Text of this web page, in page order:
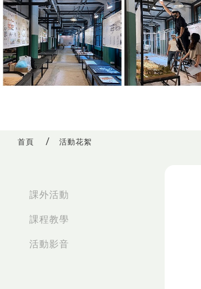
首頁 活動花絮
課外活動
課程教學
活動影音